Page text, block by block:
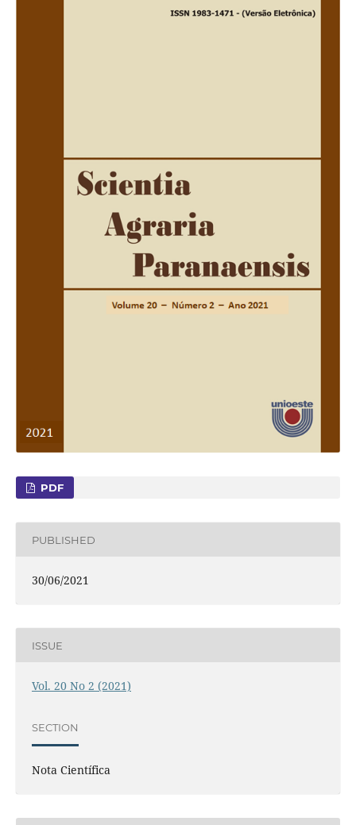
PDF
PUBLISHED
30/06/2021
ISSUE
Vol. 20 No 2 (2021)
SECTION
Nota Científica